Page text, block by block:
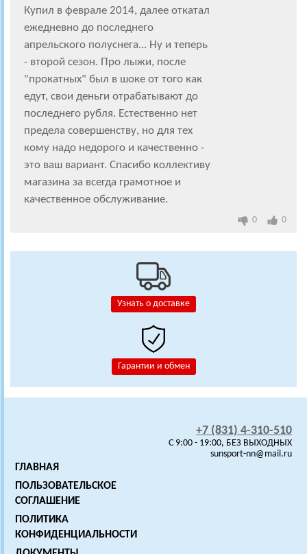
Узнать о доставке
Гарантии и обмен
Купил в феврале 2014, далее откатал
ежедневно до последнего
апрельского полуснега... Ну и теперь
- второй сезон. Про лыжи, после
"прокатных" был в шоке от того как
едут, свои деньги отрабатывают до
последнего рубля. Естественно нет
предела совершенству, но для тех
кому надо недорого и качественно -
это ваш вариант. Спасибо коллективу
магазина за всегда грамотное и
качественное обслуживание.
0 0
+7 (831) 4-310-510
C 9:00 - 19:00, БЕЗ ВЫХОДНЫХ
sunsport-nn@mail.ru
ГЛАВНАЯ
ПОЛЬЗОВАТЕЛЬСКОЕ
СОГЛАШЕНИЕ
ПОЛИТИКА
КОНФИДЕНЦИАЛЬНОСТИ